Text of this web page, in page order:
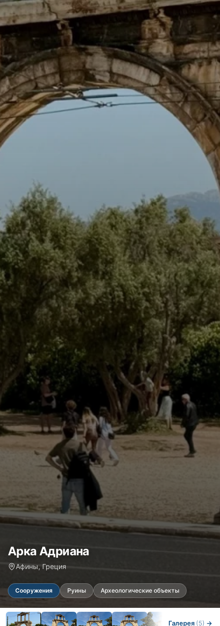
Арка Адриана
Афины, Греция
Сооружения Руины Археологические объекты
Галерея (5) →